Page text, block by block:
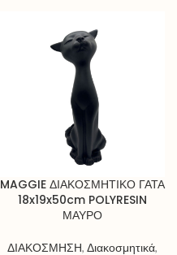
MAGGIE ΔΙΑΚΟΣΜΗΤΙΚΟ ΓΑΤΑ
18x19x50cm POLYRESIN
ΜΑΥΡΟ
ΔΙΑΚΟΣΜΗΣΗ, Διακοσμητικά,